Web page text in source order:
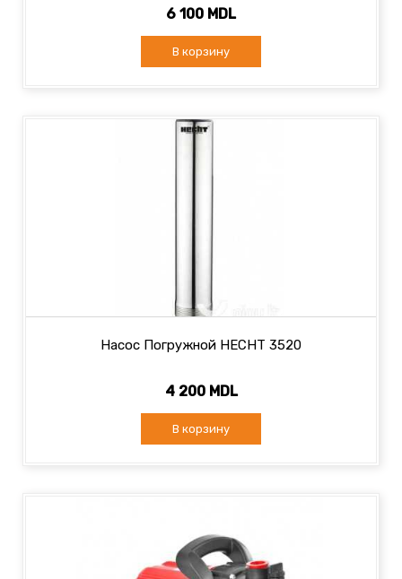
6 100 MDL
В корзину
Насос Погружной HECHT 3520
4 200 MDL
В корзину